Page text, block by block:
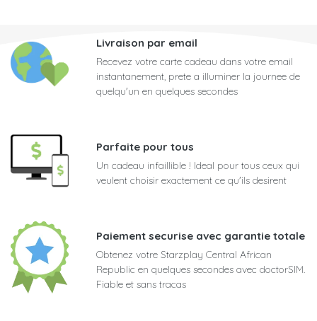
Livraison par email
Recevez votre carte cadeau dans votre email
instantanement, prete a illuminer la journee de
quelqu'un en quelques secondes
Parfaite pour tous
Un cadeau infaillible ! Ideal pour tous ceux qui
veulent choisir exactement ce qu'ils desirent
Paiement securise avec garantie totale
Obtenez votre Starzplay Central African
Republic en quelques secondes avec doctorSIM.
Fiable et sans tracas